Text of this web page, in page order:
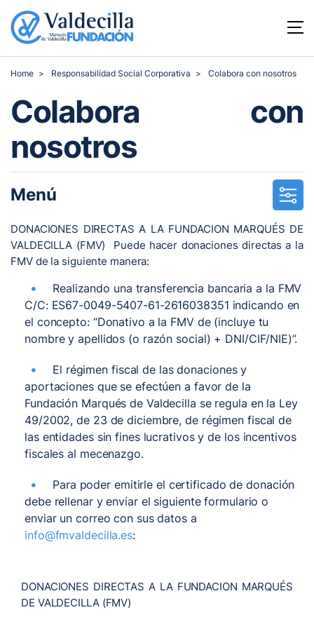
Home Responsabilidad Social Corporativa Colabora con nosotros
Colabora con
nosotros
Menú
DONACIONES DIRECTAS A LA FUNDACION MARQUÉS DE
VALDECILLA (FMV) Puede hacer donaciones directas a la
FMV de la siguiente manera:
Realizando una transferencia bancaria a la FMV
C/C: ES67-0049-5407-61-2616038351 indicando en
el concepto: “Donativo a la FMV de (incluye tu
nombre y apellidos (o razón social) + DNI/CIF/NIE)”.
El régimen fiscal de las donaciones y
aportaciones que se efectúen a favor de la
Fundación Marqués de Valdecilla se regula en la Ley
49/2002, de 23 de diciembre, de régimen fiscal de
las entidades sin fines lucrativos y de los incentivos
fiscales al mecenazgo.
Para poder emitirle el certificado de donación
debe rellenar y enviar el siguiente formulario o
enviar un correo con sus datos a
info@fmvaldecilla.es:
DONACIONES DIRECTAS A LA FUNDACION MARQUÉS
DE VALDECILLA (FMV)